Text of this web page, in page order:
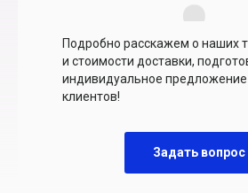
Подробно расскажем о наших
и стоимости доставки,
индивидуальное
клиентов!
Задать вопрос